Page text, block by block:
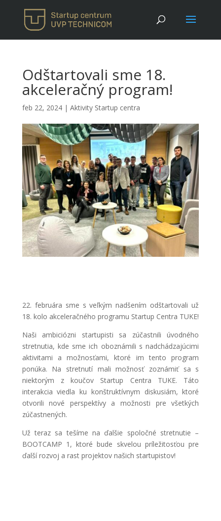
Odštartovali sme 18.
akceleračný program!
feb 22, 2024| Aktivity Startup centra
22. februára sme s veľkým nadšením odštartovali už
18. kolo akceleračného programu Startup Centra TUKE!
Naši ambiciózni startupisti sa zúčastnili úvodného
stretnutia, kde sme ich oboznámili s nadchádzajúcimi
aktivitami a možnosťami, ktoré im tento program
ponúka. Na stretnutí mali možnosť zoznámiť sa s
niektorým z koučov Startup Centra TUKE. Táto
interakcia viedla ku konštruktívnym diskusiám, ktoré
otvorili nové perspektívy a možnosti pre všetkých
zúčastnených.
Už teraz sa tešíme na ďalšie spoločné stretnutie –
BOOTCAMP 1, ktoré bude skvelou príležitosťou pre
ďalší rozvoj a rast projektov našich startupistov!